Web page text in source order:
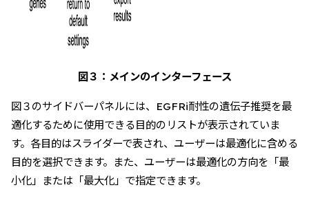
図３：メインのインターフェース
図３のサイドバーパネルには、EGFRi耐性の遺伝子推奨を最
適化するために使用できる目的のリストが表示されていま
す。各目的はスライダーで表され、ユーザーは最適化に含める
目的を選択できます。また、ユーザーは最適化の方向を「最
小化」または「最大化」で指定できます。